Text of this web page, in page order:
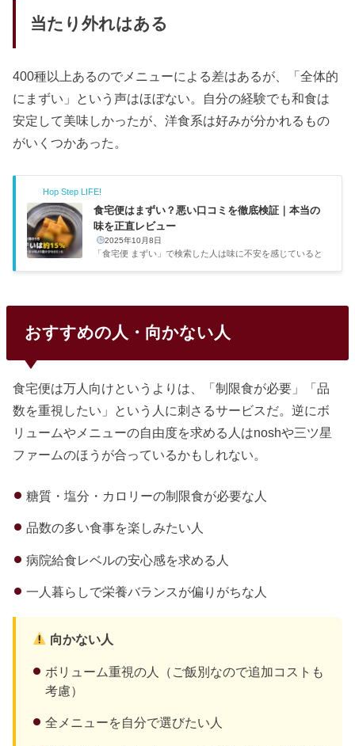
当たり外れはある
400種以上あるのでメニューによる差はあるが、「全体的
にまずい」という声はほぼない。自分の経験でも和食は
安定して美味しかったが、洋食系は好みが分かれるもの
がいくつかあった。
Hop Step LIFE!
食宅便はまずい？悪い口コミを徹底検証｜本当の
味を正直レビュー
2025年10月8日
「食宅便 まずい」で検索した人は味に不安を感じていると
験を交えて検証する。「まずい」と言われる理由量が少なく
がるケースが多い。おかずのみでご飯なしなので、おかずだ
これだけ？」と感じる量だ。自分も最初はそう思った。ただ
おすすめの人・向かない人
食宅便は万人向けというよりは、「制限食が必要」「品
数を重視したい」という人に刺さるサービスだ。逆にボ
リュームやメニューの自由度を求める人はnoshや三ツ星
ファームのほうが合っているかもしれない。
糖質・塩分・カロリーの制限食が必要な人
品数の多い食事を楽しみたい人
病院給食レベルの安心感を求める人
一人暮らしで栄養バランスが偏りがちな人
向かない人
ボリューム重視の人（ご飯別なので追加コストも
考慮）
全メニューを自分で選びたい人